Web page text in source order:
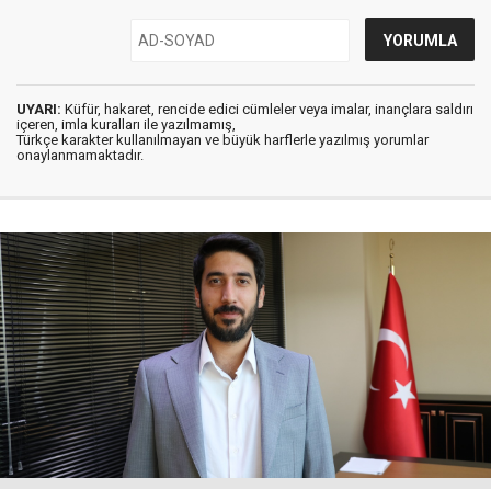
UYARI: Küfür, hakaret, rencide edici cümleler veya imalar, inançlara saldırı
içeren, imla kuralları ile yazılmamış,
Türkçe karakter kullanılmayan ve büyük harflerle yazılmış yorumlar
onaylanmamaktadır.